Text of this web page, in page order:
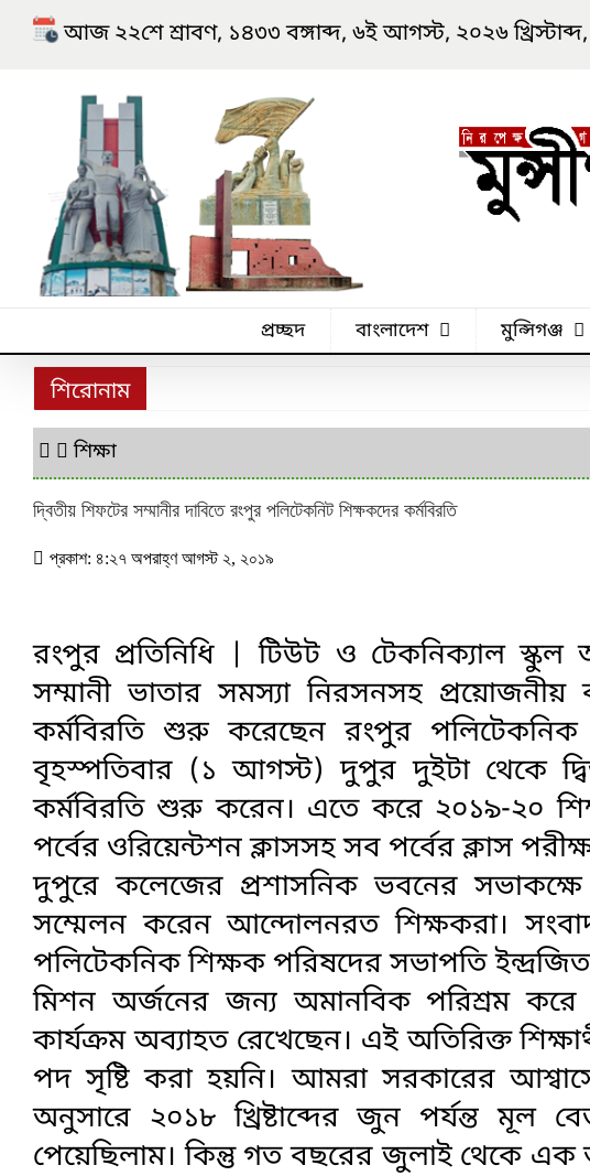
Skip
content
আজ ২২শে শ্রাবণ, ১৪৩৩ বঙ্গাব্দ, ৬ই আগস্ট, ২০২৬
প্রচ্ছদ বাংলাদেশ মুন্সিগঞ্জ
শিরোনাম
শিক্ষা
দ্বিতীয় শিফটের সম্মানীর দাবিতে রংপুর পলিটেকনিট শিক্ষকদের কর্মবিরতি
প্রকাশ: ৪:২৭ অপরাহ্ণ আগস্ট ২, ২০১৯
রংপুর প্রতিনিধি | টিউট ও টেকনিক্যাল স্কুল
সম্মানী ভাতার সমস্যা নিরসনসহ প্রয়োজনীয়
কর্মবিরতি শুরু করেছেন রংপুর পলিটেকনিক
বৃহস্পতিবার (১ আগস্ট) দুপুর দুইটা থেকে
কর্মবিরতি শুরু করেন। এতে করে ২০১৯-২০
পর্বের ওরিয়েন্টশন ক্লাসসহ সব পর্বের ক্লাস
দুপুরে কলেজের প্রশাসনিক ভবনের সভাকক্ষে
সম্মেলন করেন আন্দোলনরত শিক্ষকরা।
পলিটেকনিক শিক্ষক পরিষদের সভাপতি
মিশন অর্জনের জন্য অমানবিক পরিশ্রম করে
কার্যক্রম অব্যাহত রেখেছেন। এই অতিরিক্ত
পদ সৃষ্টি করা হয়নি। আমরা সরকারের আশ্বাসের
অনুসারে ২০১৮ খ্রিষ্টাব্দের জুন পর্যন্ত মূল
পেয়েছিলাম। কিন্তু গত বছরের জুলাই থেকে এক